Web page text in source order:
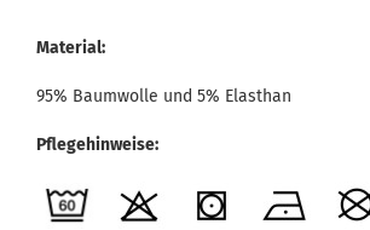
Material:
95% Baumwolle und 5% Elasthan
Pflegehinweise: